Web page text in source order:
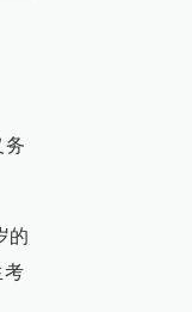
务
的
考